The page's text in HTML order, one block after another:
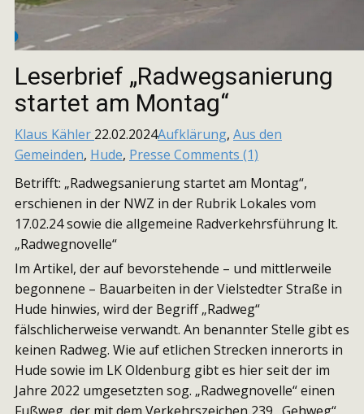
Leserbrief „Radwegsanierung
startet am Montag“
Klaus Kähler 22.02.2024Aufklärung, Aus den
Gemeinden, Hude, Presse Comments (1)
Betrifft: „Radwegsanierung startet am Montag“,
erschienen in der NWZ in der Rubrik Lokales vom
17.02.24 sowie die allgemeine Radverkehrsführung lt.
„Radwegnovelle“
Im Artikel, der auf bevorstehende – und mittlerweile
begonnene – Bauarbeiten in der Vielstedter Straße in
Hude hinwies, wird der Begriff „Radweg“
fälschlicherweise verwandt. An benannter Stelle gibt es
keinen Radweg. Wie auf etlichen Strecken innerorts in
Hude sowie im LK Oldenburg gibt es hier seit der im
Jahre 2022 umgesetzten sog. „Radwegnovelle“ einen
Fußweg, der mit dem Verkehrszeichen 239 „Gehweg“